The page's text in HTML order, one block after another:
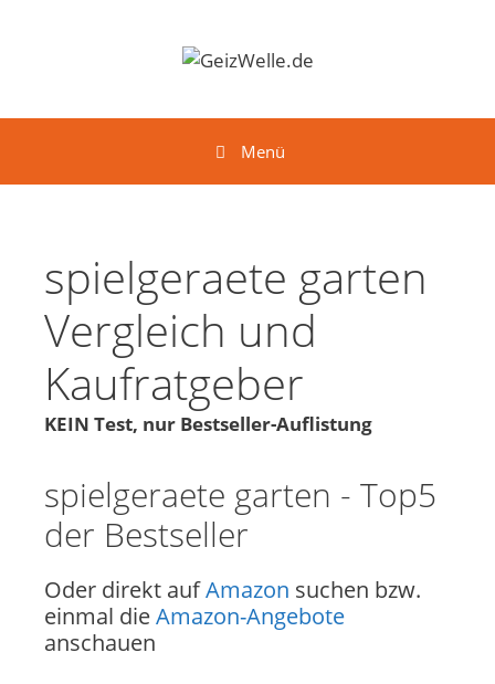
Menü
spielgeraete garten
Vergleich und
Kaufratgeber
KEIN Test, nur Bestseller-Auflistung
spielgeraete garten - Top5
der Bestseller
Oder direkt aufAmazon suchen bzw.
einmal dieAmazon-Angebote
anschauen